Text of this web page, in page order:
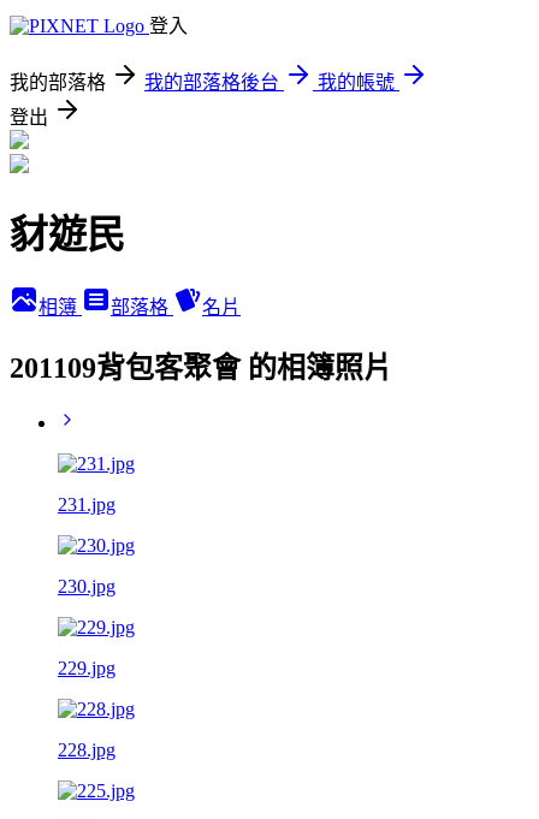
登入
我的部落格 我的部落格後台
我的帳號
登出
豺遊民
相簿 部落格 名片
201109背包客聚會 的相簿照片
231.jpg
230.jpg
229.jpg
228.jpg